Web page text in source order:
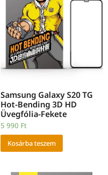
Samsung Galaxy S20 TG
Hot-Bending 3D HD
Üvegfólia-Fekete
5 990 Ft
Kosárba teszem